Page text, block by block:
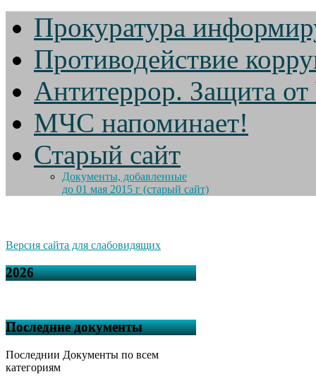
Прокуратура
Противодействие
Антитеррор. Защита
МЧС напоминает!
Старый сайт
Документы, добавленные
до 01 мая 2015 г (старый сайт)
Версия сайта для слабовидящих
2026
Последние документы
Последнии Документы по всем
категориям